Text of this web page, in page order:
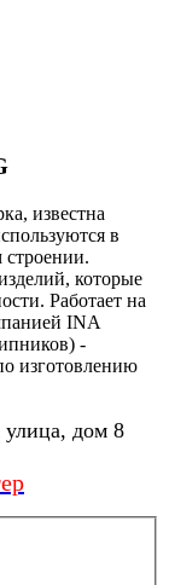
известна
в
строении.
которые
Работает на
INA
-
изготовлению
улица, дом 8